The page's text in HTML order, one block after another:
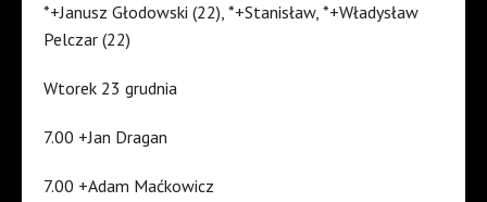
*+Janusz Głodowski (22), *+Stanisław, *+Władysław
Pelczar (22)
Wtorek 23 grudnia
7.00 +Jan Dragan
7.00 +Adam Maćkowicz